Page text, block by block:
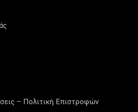
– Πολιτική Επιστροφών